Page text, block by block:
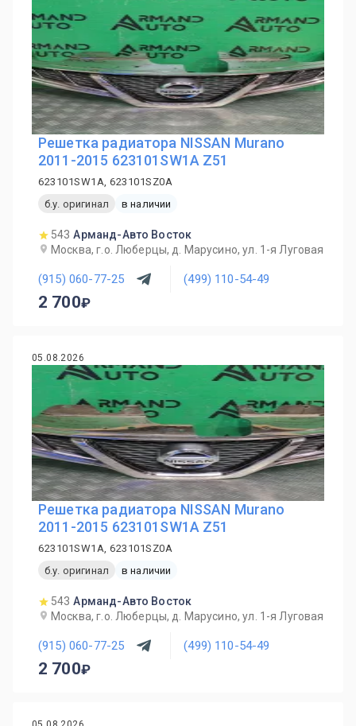
Решетка радиатора NISSAN Murano
2011-2015 623101SW1A Z51
623101SW1A, 623101SZ0A
б.у. оригинал
в наличии
543 Арманд-Авто Восток
Москва, г.о. Люберцы, д. Марусино, ул. 1-я Луговая
(915) 060-77-25 (499) 110-54-49
2 700
05.08.2026
Решетка радиатора NISSAN Murano
2011-2015 623101SW1A Z51
623101SW1A, 623101SZ0A
б.у. оригинал
в наличии
543 Арманд-Авто Восток
Москва, г.о. Люберцы, д. Марусино, ул. 1-я Луговая
(915) 060-77-25 (499) 110-54-49
2 700